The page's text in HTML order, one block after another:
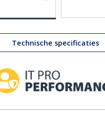
Technische specificaties